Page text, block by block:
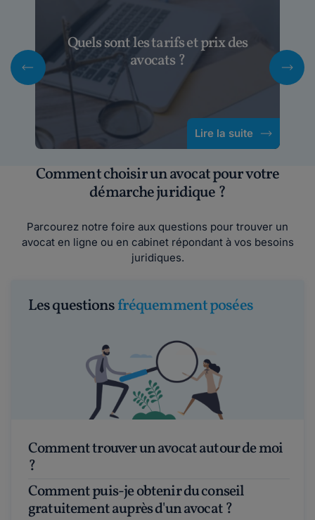
Quels sont les tarifs et prix des
avocats ?
Lire la suite
Comment choisir un avocat pour votre
démarche juridique ?
Parcourez notre foire aux questions pour trouver un
avocat en ligne ou en cabinet répondant à vos besoins
juridiques.
Les questionsfréquemment posées
Comment trouver un avocat autour de moi
?
Comment puis-je obtenir du conseil
gratuitement auprès d'un avocat ?